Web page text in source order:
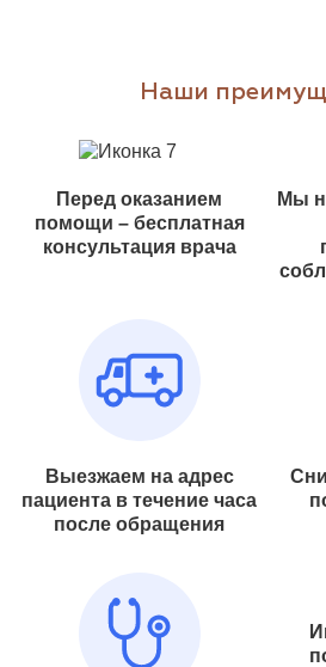
Наши
Перед оказанием
помощи – бесплатная
консультация врача
Мы
Выезжаем на адрес
пациента в течение часа
после обращения